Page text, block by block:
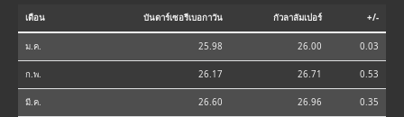
เดือน บันดาร์เซอรีเบอกาวัน กัวลาลัมเปอร์ +/-
ม.ค. 25.98 26.00 0.03
ก.พ. 26.17 26.71 0.53
มี.ค. 26.60 26.96 0.35